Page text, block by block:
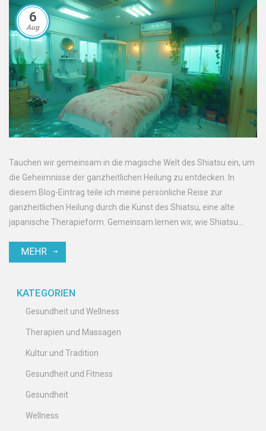
6
Aug
Tauchen wir gemeinsam in die magische Welt des Shiatsu ein, um
die Geheimnisse der ganzheitlichen Heilung zu entdecken. In
diesem Blog-Eintrag teile ich meine persönliche Reise zur
ganzheitlichen Heilung durch die Kunst des Shiatsu, eine alte
japanische Therapieform. Gemeinsam lernen wir, wie Shiatsu
verbessern kann. Kommt mit auf dieses spannende Abenteuer!
MEHR
KATEGORIEN
Gesundheit und Wellness
Therapien und Massagen
Kultur und Tradition
Gesundheit und Fitness
Gesundheit
Wellness